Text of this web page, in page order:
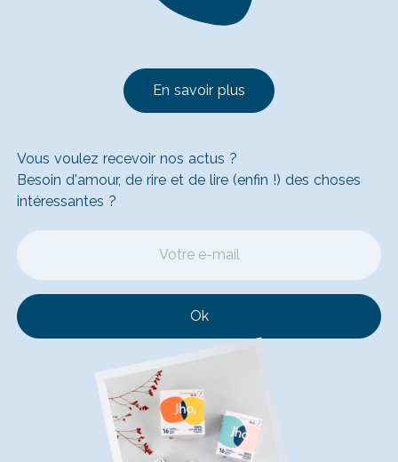
En savoir plus
Vous voulez recevoir nos actus ?
Besoin d'amour, de rire et de lire (enfin !) des choses
intéressantes ?
Ok